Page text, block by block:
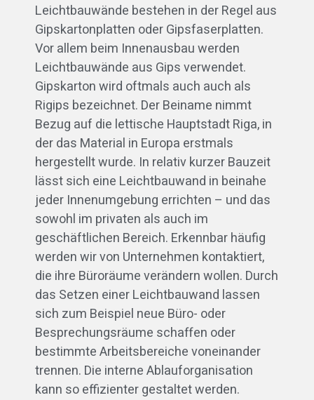
Leichtbauwände bestehen in der Regel aus
Gipskartonplatten oder Gipsfaserplatten.
Vor allem beim Innenausbau werden
Leichtbauwände aus Gips verwendet.
Gipskarton wird oftmals auch auch als
Rigips bezeichnet. Der Beiname nimmt
Bezug auf die lettische Hauptstadt Riga, in
der das Material in Europa erstmals
hergestellt wurde. In relativ kurzer Bauzeit
lässt sich eine Leichtbauwand in beinahe
jeder Innenumgebung errichten – und das
sowohl im privaten als auch im
geschäftlichen Bereich. Erkennbar häufig
werden wir von Unternehmen kontaktiert,
die ihre Büroräume verändern wollen. Durch
das Setzen einer Leichtbauwand lassen
sich zum Beispiel neue Büro- oder
Besprechungsräume schaffen oder
bestimmte Arbeitsbereiche voneinander
trennen. Die interne Ablauforganisation
kann so effizienter gestaltet werden.